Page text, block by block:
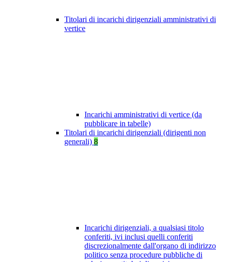
Titolari di incarichi dirigenziali amministrativi di
vertice
Incarichi amministrativi di vertice (da
pubblicare in tabelle)
Titolari di incarichi dirigenziali (dirigenti non
generali) 8
Incarichi dirigenziali, a qualsiasi titolo
conferiti, ivi inclusi quelli conferiti
discrezionalmente dall'organo di indirizzo
politico senza procedure pubbliche di